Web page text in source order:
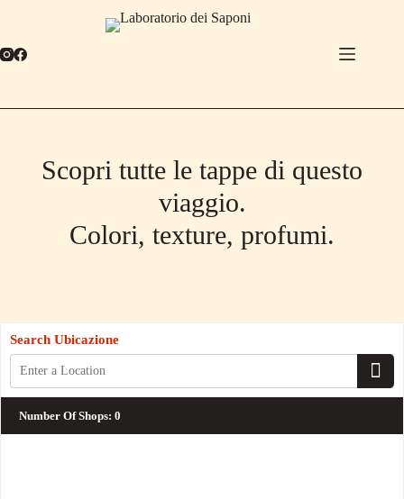
Scopri tutte le tappe di questo
viaggio.
Colori, texture, profumi.
Search Ubicazione
Number Of Shops: 0